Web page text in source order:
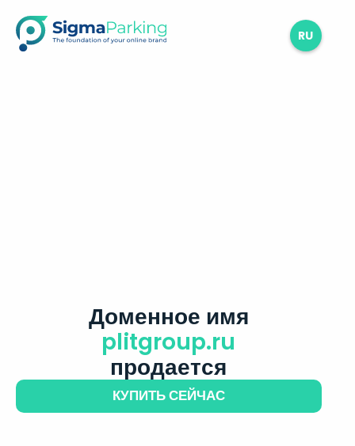
RU
Доменное имя
plitgroup.ru
продается
КУПИТЬ СЕЙЧАС